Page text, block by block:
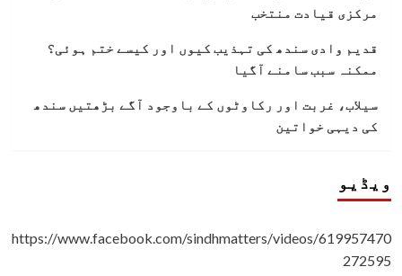
مرکزی قیادت منتخب
قدیم وادی سندھ کی تہذیب کیوں اور کیسے ختم ہوئی؟
ممکنہ سبب سامنے آگیا
سیلاب، غربت اور رکاوٹوں کے باوجود آگے بڑھتیں سندھ
کی دیہی خواتین
ویڈیو
https://www.facebook.com/sindhmatters/videos/619957470
272595